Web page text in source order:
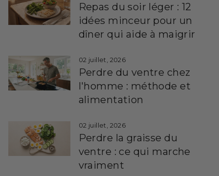
Repas du soir léger : 12
idées minceur pour un
dîner qui aide à maigrir
02 juillet, 2026
Perdre du ventre chez
l'homme : méthode et
alimentation
02 juillet, 2026
Perdre la graisse du
ventre : ce qui marche
vraiment